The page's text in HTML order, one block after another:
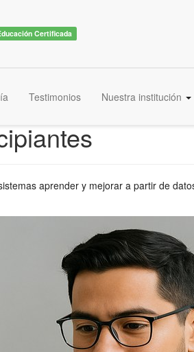
Certificada
Testimonios Nuestra institución
aprender y mejorar a partir de